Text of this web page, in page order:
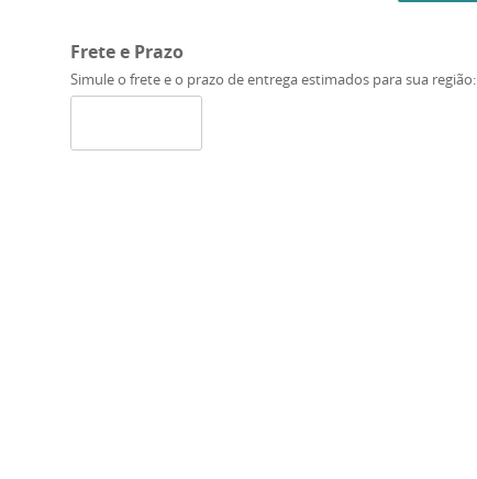
Frete e Prazo
Simule o frete e o prazo de entrega estimados para sua região: